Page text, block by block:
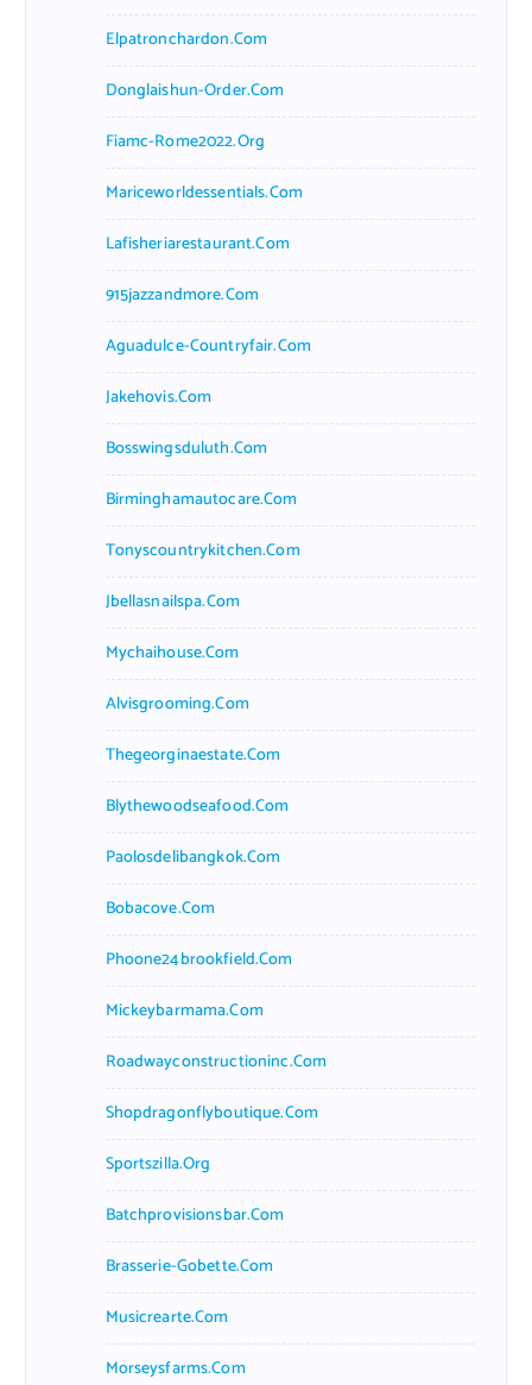
Elpatronchardon.com
Donglaishun-Order.com
Fiamc-Rome2022.org
Mariceworldessentials.com
Lafisheriarestaurant.com
915jazzandmore.com
Aguadulce-Countryfair.com
Jakehovis.com
Bosswingsduluth.com
Birminghamautocare.com
Tonyscountrykitchen.com
Jbellasnailspa.com
Mychaihouse.com
Alvisgrooming.com
Thegeorginaestate.com
Blythewoodseafood.com
Paolosdelibangkok.com
Bobacove.com
Phoone24brookfield.com
Mickeybarmama.com
Roadwayconstructioninc.com
Shopdragonflyboutique.com
Sportszilla.org
Batchprovisionsbar.com
Brasserie-Gobette.com
Musicrearte.com
Morseysfarms.com